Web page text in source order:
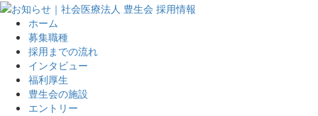
ホーム
募集職種
採用までの流れ
インタビュー
福利厚生
豊生会の施設
エントリー